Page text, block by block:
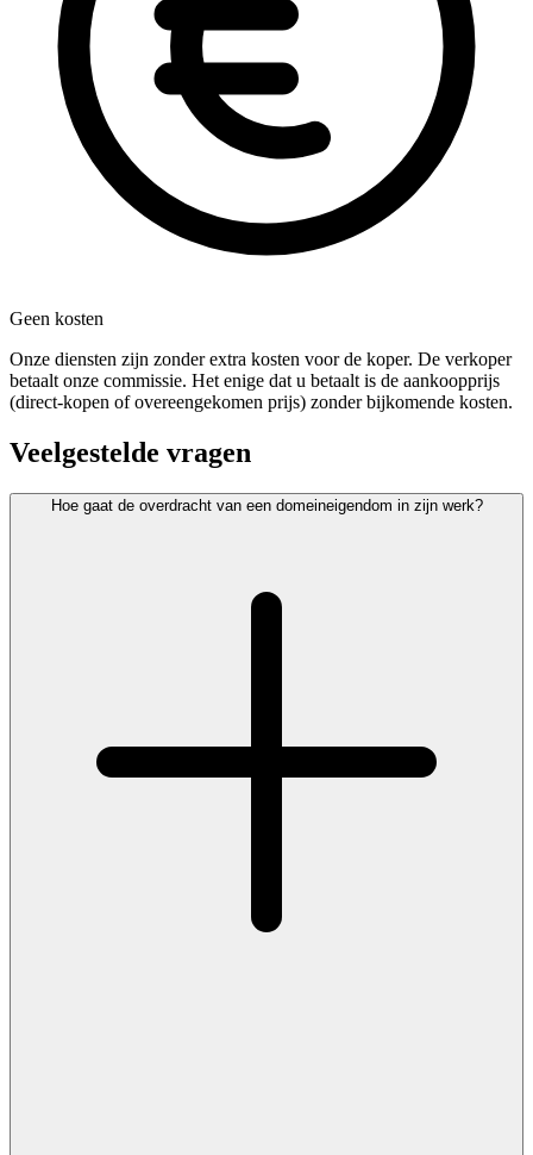
Geen kosten
Onze diensten zijn zonder extra kosten voor de koper. De verkoper
betaalt onze commissie. Het enige dat u betaalt is de aankoopprijs
(direct-kopen of overeengekomen prijs) zonder bijkomende kosten.
Veelgestelde vragen
Hoe gaat de overdracht van een domeineigendom in zijn werk?